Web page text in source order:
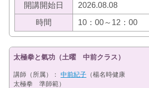
開講開始日 2026.08.08
時間 10：00～12：00
太極拳と氣功（土曜 中前クラス）
講師（所属）： 中前紀子（楊名時健康
太極拳 準師範）